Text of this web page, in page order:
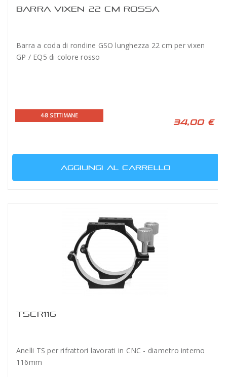
BARRA VIXEN 22 CM ROSSA
Barra a coda di rondine GSO lunghezza 22 cm per vixen
GP / EQ5 di colore rosso
4-8 SETTIMANE
34,00 €
AGGIUNGI AL CARRELLO
TSCR116
Anelli TS per rifrattori lavorati in CNC - diametro interno
116mm